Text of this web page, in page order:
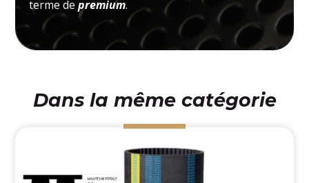
terme depremium.
Dans la même catégorie